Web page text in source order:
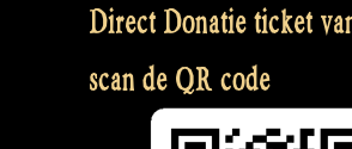
Direct Donatie ticket
scan de QR code